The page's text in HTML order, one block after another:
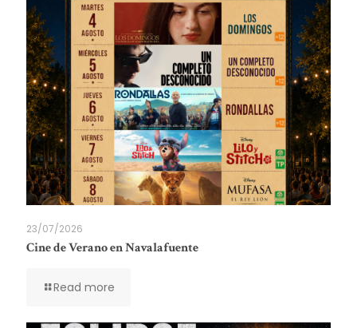
23/07/2026
Cine de Verano en Navalafuente
Read more